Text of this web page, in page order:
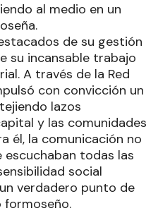
al medio en un
de su gestión
su incansable trabajo
A través de la Red
con convicción un
lazos
y las comunidades
él, la comunicación no
todas las
social
verdadero punto de
formoseño.